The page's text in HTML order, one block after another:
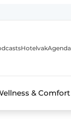
HotelvakAgenda
& Comfort